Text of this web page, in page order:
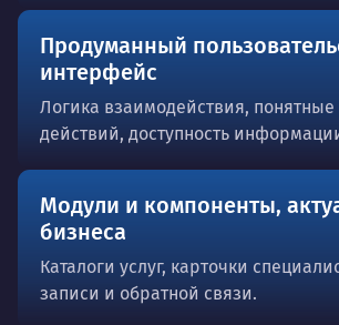
Продуманный
интерфейс
Логика взаимодействия,
действий, доступность
Модули и компоненты,
бизнеса
Каталоги услуг, карточки
записи и обратной связи.